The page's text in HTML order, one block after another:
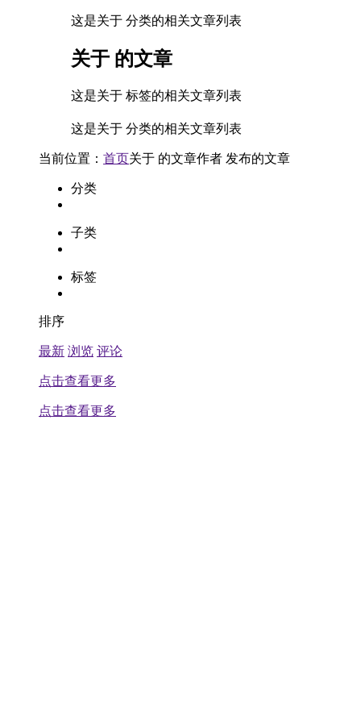
这是关于 分类的相关文章列表
关于 的文章
这是关于 标签的相关文章列表
这是关于 分类的相关文章列表
当前位置： 首页关于 的文章作者 发布的文章
分类
子类
标签
排序
最新 浏览 评论
点击查看更多
点击查看更多